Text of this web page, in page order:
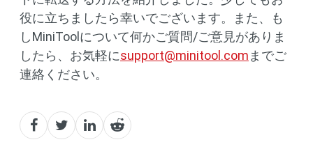
役に立ちましたら幸いでございます。また、も
しMiniToolについて何かご質問/ご意見がありま
したら、お気軽にsupport@minitool.comまでご
連絡ください。